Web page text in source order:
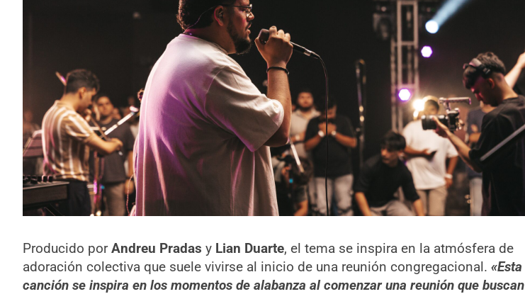
Producido porAndreu Pradas y Lian Duarte, el tema se inspira en la atmósfera de
adoración colectiva que suele vivirse al inicio de una reunión congregacional. «Esta
canción se inspira en los momentos de alabanza al comenzar una reunión que buscan